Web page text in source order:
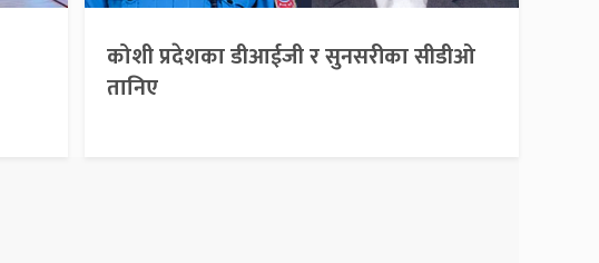
कोशी प्रदेशका डीआईजी र सुनसरीका सीडीओ
तानिए